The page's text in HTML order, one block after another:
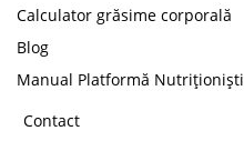
Calculator grăsime corporală
Blog
Manual Platformă Nutriționiști
Contact